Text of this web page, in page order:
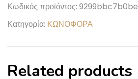
Κωδικός προϊόντος: 9299bbc7b0be
Κατηγορία: ΚΩΝΟΦΟΡΑ
Related products